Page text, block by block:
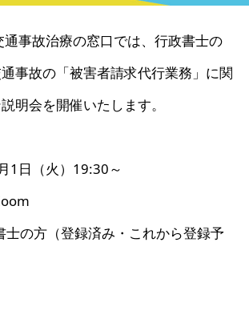
事故治療の窓口では、行政書士の
事故の「被害者請求代行業務」に関
明会を開催いたします。
1日（火）19:30～
士の方（登録済み・これから登録予